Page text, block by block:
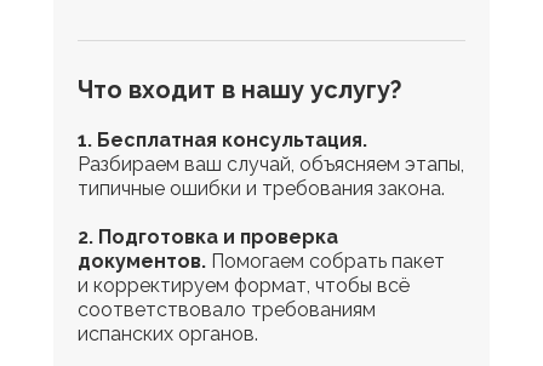
1. Бесплатная консультация.
Разбираем ваш случай, объясняем этапы,
типичные ошибки и требования закона.
2. Подготовка и проверка
документов. Помогаем собрать пакет
и корректируем формат, чтобы всё
соответствовало требованиям
испанских органов.
Что входит в нашу услугу?